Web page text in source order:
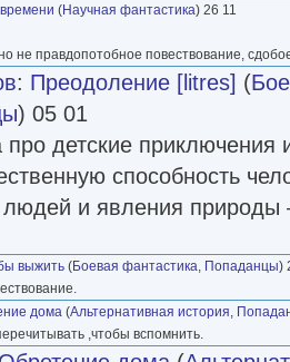
(Научная фантастика) 26 11
не правдопотобное повествование,
: Преодоление [litres] (
) 05 01
про детские
способность
людей и явления природы
выжить (Боевая фантастика, Попаданцы)
дома (Альтернативная история,
,чтобы вспомнить.